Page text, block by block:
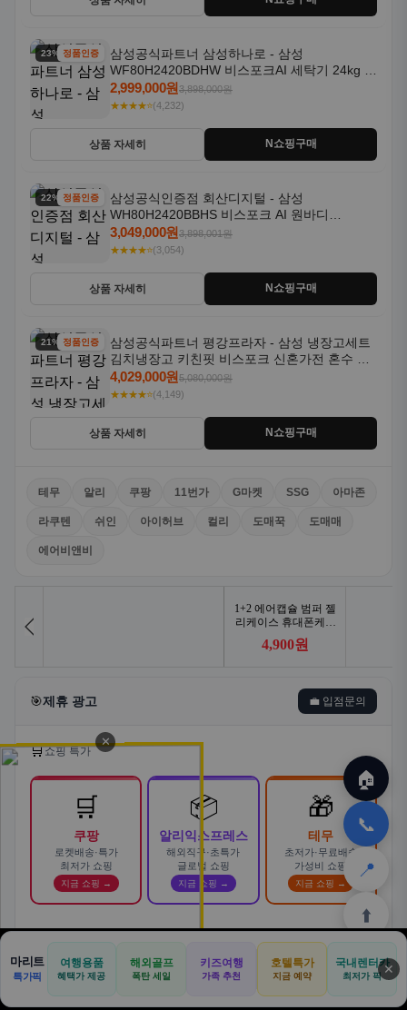
23% 할인정품인증
삼성공식파트너 삼성하나로 - 삼성
WF80H2420BDHW 비스포크AI 세탁기 24kg 건
조기 20kg 세제자동투입
2,999,000원3,898,000원
★★★★⭐(4,232)
상품 자세히 N쇼핑구매
22% 할인정품인증
삼성공식인증점 회산디지털 - 삼성
WH80H2420BBHS 비스포크 AI 원바디
24kg+20kg 세제자동투입 1등급
3,049,000원3,898,001원
★★★★⭐(3,054)
상품 자세히 N쇼핑구매
21% 할인정품인증
삼성공식파트너 평강프라자 - 삼성 냉장고세트
김치냉장고 키친핏 비스포크 신혼가전 혼수 입
주가전 빌트인 화이트
4,029,000원5,080,000원
★★★★⭐(4,149)
상품 자세히 N쇼핑구매
테무 알리 쿠팡 11번가 G마켓 SSG 아마존
라쿠텐 쉬인 아이허브 컬리 도매꾹 도매매
에어비앤비
🎯제휴 광고 💼 입점문의
🛒쇼핑 특가
🛒
쿠팡
로켓배송·특가
최저가 쇼핑
지금 쇼핑 →
📦
알리익스프레스
해외직구·초특가
글로벌 쇼핑
지금 쇼핑 →
🎁
테무
초저가·무료배송
가성비 쇼핑
지금 쇼핑 →
🚗
합리적으로
AD
카슐랭 · 신차 장기렌트 · 리스 · 월 렌탈료 비교
바로가기 →
🏠
✈️
공항
⛳
📋
🛒
쿠팡
🎁
테무
🏠
📞
📍
⬆️
🏠 📝
견적
🚐
기사등록
🛒
아마존
✕
마리트
특가픽
여행용품
혜택가 제공
해외골프
폭탄 세일
키즈여행
가족 추천
호텔특가
지금 예약
국내렌터카
최저가 픽 ✕